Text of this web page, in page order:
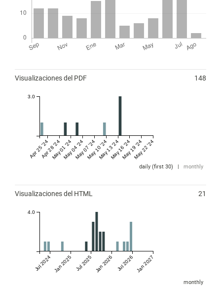
Visualizaciones del PDF 148
Apr 25 '24Apr 28 '24May 01 '24May 04 '24May 07 '24May 10 '24May 13 '24May 16 '24May 19 '24May 22 '24
3.0
daily (first 30) | monthly
Visualizaciones del HTML 21
Jul 2024 Jan 2025 Jul 2025 Jan 2026 Jul 2026 Jan 2027
4.0
monthly